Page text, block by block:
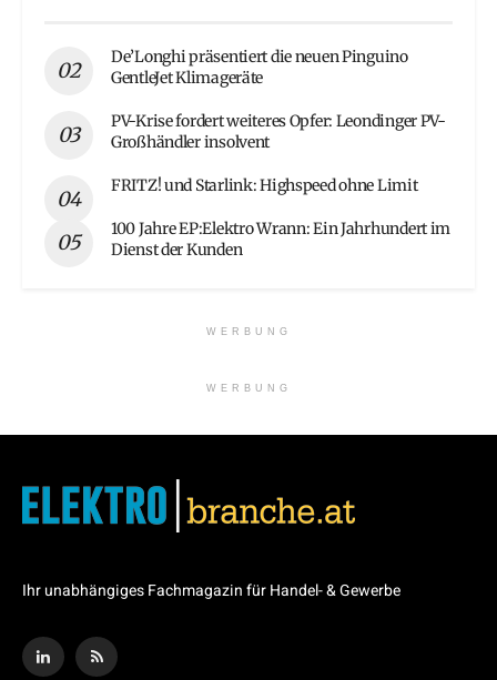
De’Longhi präsentiert die neuen Pinguino
GentleJet Klimageräte
PV-Krise fordert weiteres Opfer: Leondinger PV-
Großhändler insolvent
FRITZ! und Starlink: Highspeed ohne Limit
100 Jahre EP:Elektro Wrann: Ein Jahrhundert im
Dienst der Kunden
WERBUNG
WERBUNG
Ihr unabhängiges Fachmagazin für Handel- & Gewerbe